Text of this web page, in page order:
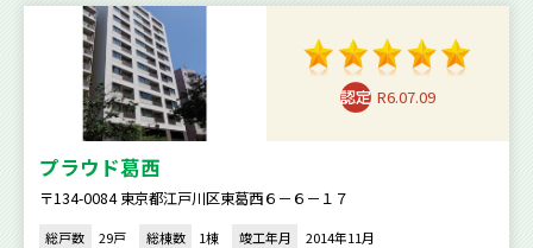
R6.07.09
プラウド葛西
〒134-0084 東京都江戸川区東葛西６－６－１７
総戸数 29戸 総棟数 1棟 竣工年月 2014年11月